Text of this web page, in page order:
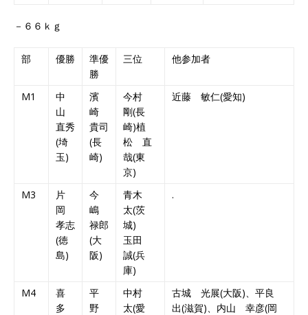
－６６ｋｇ
部 優勝
準優
勝
三位 他参加者
M1
中
山
直秀
(埼
玉)
濱
崎
貴司
(長
崎)
今村
剛(長
崎)植
松 直
哉(東
京)
近藤 敏仁(愛知)
M3
片
岡
孝志
(徳
島)
今
嶋
禄郎
(大
阪)
青木
太(茨
城)
玉田
誠(兵
庫)
.
M4
喜
多
平
野
中村
太(愛
古城 光展(大阪)、平良
出(滋賀)、内山 幸彦(岡